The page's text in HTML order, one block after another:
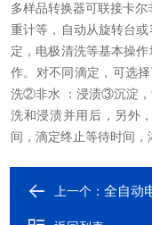
多样品转换器可联接卡
重计等，自动从旋转台
定，电极清洗等基本操
作。 对不同滴定，可选
洗②非水 ：浸渍③沉淀，
洗和浸渍并用后， 另外
间，滴定终止等待时间，
上一个：全自动